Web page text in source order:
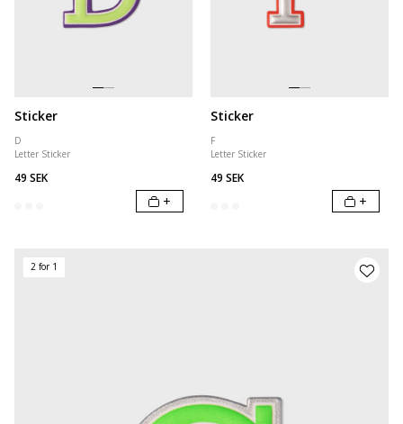
Sticker
D
Letter Sticker
49 SEK
+
Sticker
F
Letter Sticker
49 SEK
+
2 for 1